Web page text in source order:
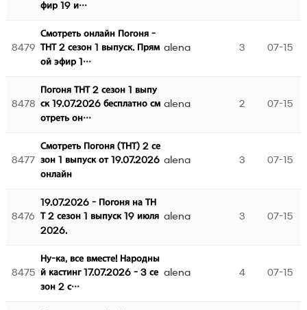
фир 19 и…
8479
Смотреть онлайн Погоня -
ТНТ 2 сезон 1 выпуск. Прям
ой эфир 1…
alena 3 07-15
8478
Погоня ТНТ 2 сезон 1 выпу
ск 19.07.2026 бесплатно см
отреть он…
alena 2 07-15
8477
Смотреть Погоня (ТНТ) 2 се
зон 1 выпуск от 19.07.2026
онлайн
alena 3 07-15
8476
19.07.2026 - Погоня на ТН
Т 2 сезон 1 выпуск 19 июля
2026.
alena 3 07-15
8475
Ну-ка, все вместе! Народны
й кастинг 17.07.2026 - 3 се
зон 2 с…
alena 4 07-15